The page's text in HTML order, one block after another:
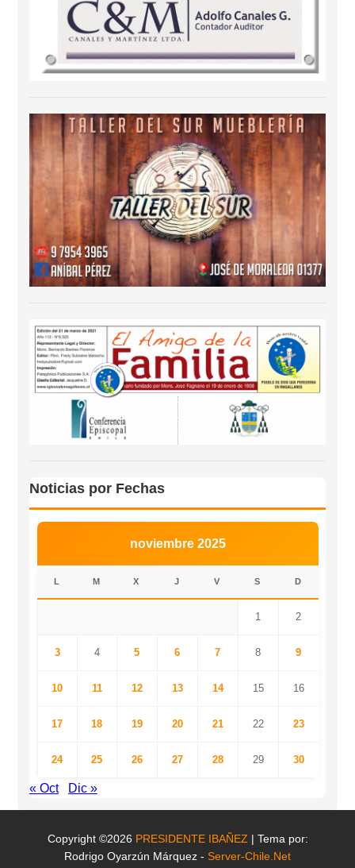
Noticias por Fechas
noviembre 2025
L M X J V S D
1 2
3 4 5 6 7 8 9
10 11 12 13 14 15 16
17 18 19 20 21 22 23
24 25 26 27 28 29 30
« Oct Dic »
Copyright ©2026 PRESIDENTE IBAÑEZ | Tema por:
Rodrigo Oyarzún Márquez - Server-Chile.Net